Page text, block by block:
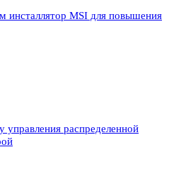
инсталлятор MSI для повышения
управления распределенной